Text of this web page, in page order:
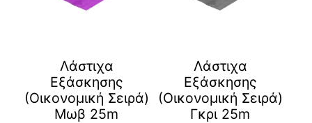
Λάστιχα
Εξάσκησης
(Οικονομική Σειρά)
Μωβ 25m
Λάστιχα
Εξάσκησης
(Οικονομική Σειρά)
Γκρι 25m